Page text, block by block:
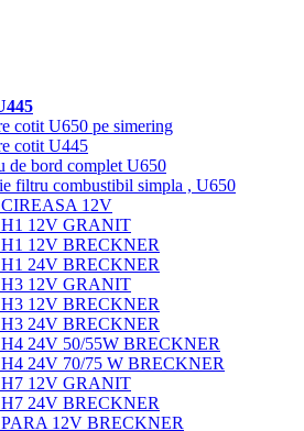
cotit U650 pe simering
cotit U445
de bord complet U650
filtru combustibil simpla , U650
12V
12V GRANIT
12V BRECKNER
24V BRECKNER
12V GRANIT
12V BRECKNER
24V BRECKNER
24V 50/55W BRECKNER
24V 70/75 W BRECKNER
12V GRANIT
24V BRECKNER
12V BRECKNER